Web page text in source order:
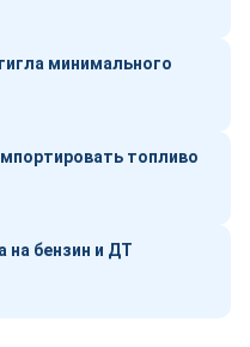
минимального
топливо
на бензин и ДТ